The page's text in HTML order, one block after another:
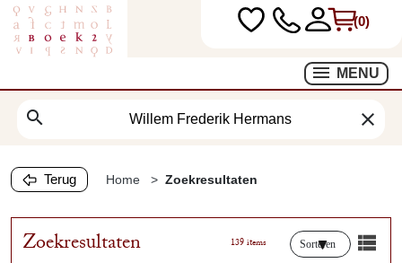
(0)
MENU
search clear
Terug Home Zoekresultaten
Zoekresultaten 139 items Sorteren